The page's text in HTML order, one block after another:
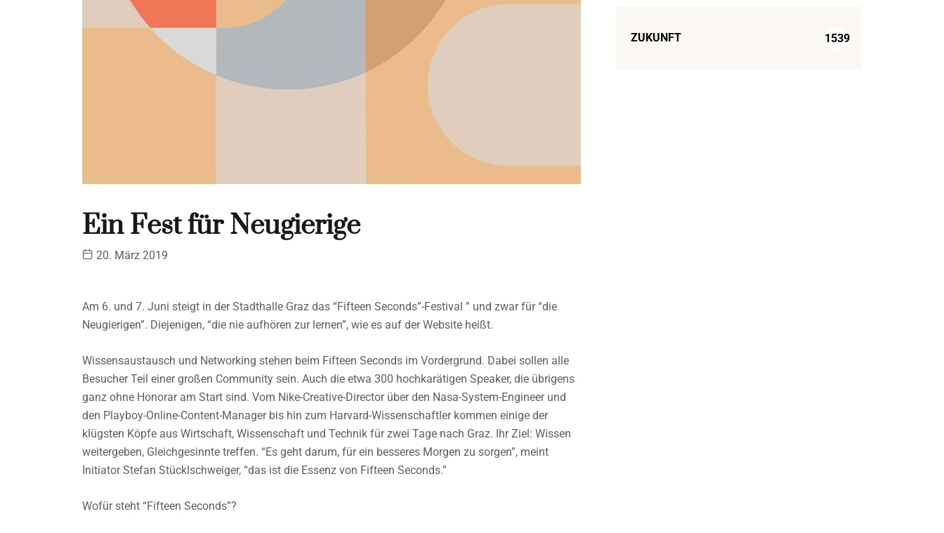
Ein Fest für Neugierige
20. März 2019
Am 6. und 7. Juni steigt in der Stadthalle Graz das “Fifteen Seconds”-Festival ” und zwar für “die
Neugierigen”. Diejenigen, “die nie aufhören zur lernen”, wie es auf der Website heißt.
Wissensaustausch und Networking stehen beim Fifteen Seconds im Vordergrund. Dabei sollen alle
Besucher Teil einer großen Community sein. Auch die etwa 300 hochkarätigen Speaker, die übrigens
ganz ohne Honorar am Start sind. Vom Nike-Creative-Director über den Nasa-System-Engineer und
den Playboy-Online-Content-Manager bis hin zum Harvard-Wissenschaftler kommen einige der
klügsten Köpfe aus Wirtschaft, Wissenschaft und Technik für zwei Tage nach Graz. Ihr Ziel: Wissen
weitergeben, Gleichgesinnte treffen. “Es geht darum, für ein besseres Morgen zu sorgen”, meint
Initiator Stefan Stücklschweiger, “das ist die Essenz von Fifteen Seconds.”
Wofür steht “Fifteen Seconds”?
ZUKUNFT 1539